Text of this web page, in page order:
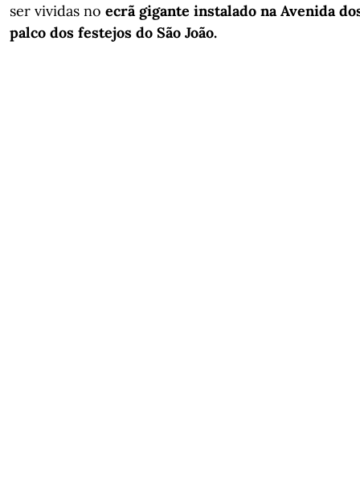
ser vividas no ecrã gigante instalado na Avenida
palco dos festejos do São João.